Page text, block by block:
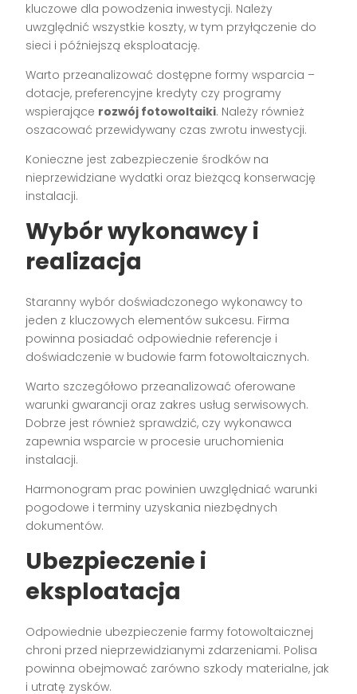
kluczowe dla powodzenia inwestycji. Należy
uwzględnić wszystkie koszty, w tym przyłączenie do
sieci i późniejszą eksploatację.
Warto przeanalizować dostępne formy wsparcia –
dotacje, preferencyjne kredyty czy programy
wspierające rozwój fotowoltaiki. Należy również
oszacować przewidywany czas zwrotu inwestycji.
Konieczne jest zabezpieczenie środków na
nieprzewidziane wydatki oraz bieżącą konserwację
instalacji.
Wybór wykonawcy i
realizacja
Staranny wybór doświadczonego wykonawcy to
jeden z kluczowych elementów sukcesu. Firma
powinna posiadać odpowiednie referencje i
doświadczenie w budowie farm fotowoltaicznych.
Warto szczegółowo przeanalizować oferowane
warunki gwarancji oraz zakres usług serwisowych.
Dobrze jest również sprawdzić, czy wykonawca
zapewnia wsparcie w procesie uruchomienia
instalacji.
Harmonogram prac powinien uwzględniać warunki
pogodowe i terminy uzyskania niezbędnych
dokumentów.
Ubezpieczenie i
eksploatacja
Odpowiednie ubezpieczenie farmy fotowoltaicznej
chroni przed nieprzewidzianymi zdarzeniami. Polisa
powinna obejmować zarówno szkody materialne, jak
i utratę zysków.